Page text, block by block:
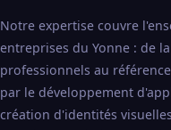
Notre expertise couvre
entreprises du Yonne : de
professionnels au
par le développement
création d'identités